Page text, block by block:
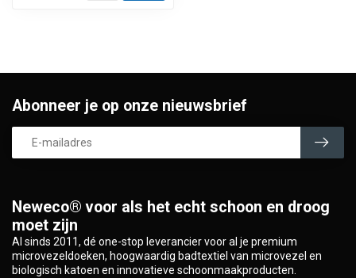
Neweco® voor als het echt schoon en droog
moet zijn
Al sinds 2011, dé one-stop leverancier voor al je premium
microvezeldoeken, hoogwaardig badtextiel van microvezel en
biologisch katoen en innovatieve schoonmaakproducten.
Abonneer je op onze nieuwsbrief